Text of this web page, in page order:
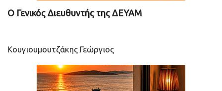
Ο Γενικός Διευθυντής της ΔΕΥΑΜ
Κουγιουμουτζάκης Γεώργιος